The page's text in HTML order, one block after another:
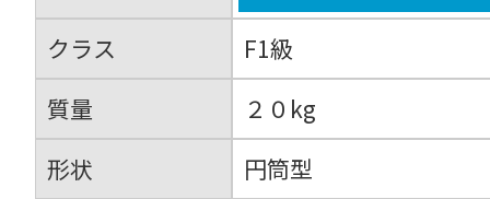
クラス
F1級
質量
２０kg
形状
円筒型